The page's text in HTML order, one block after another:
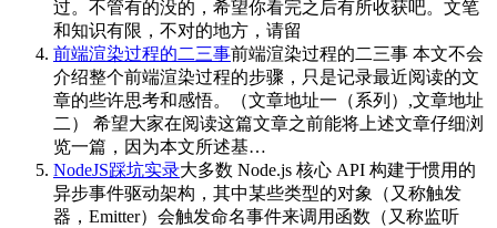
过。不管有的没的，希望你看完之后有所收获吧。文笔
和知识有限，不对的地方，请留
前端渲染过程的二三事前端渲染过程的二三事 本文不会
介绍整个前端渲染过程的步骤，只是记录最近阅读的文
章的些许思考和感悟。（文章地址一（系列）,文章地址
二） 希望大家在阅读这篇文章之前能将上述文章仔细浏
览一篇，因为本文所述基…
NodeJS踩坑实录大多数 Node.js 核心 API 构建于惯用的
异步事件驱动架构，其中某些类型的对象（又称触发
器，Emitter）会触发命名事件来调用函数（又称监听